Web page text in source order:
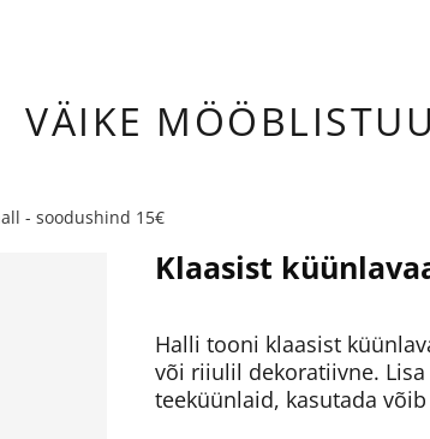
- soodushind 15€
Klaasist
Halli tooni klaasist
või riiulil dekoratiivne.
teeküünlaid, kasutada